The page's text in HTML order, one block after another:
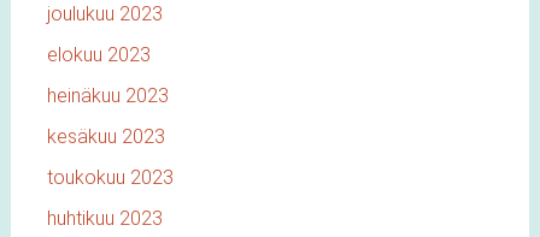
joulukuu 2023
elokuu 2023
heinäkuu 2023
kesäkuu 2023
toukokuu 2023
huhtikuu 2023